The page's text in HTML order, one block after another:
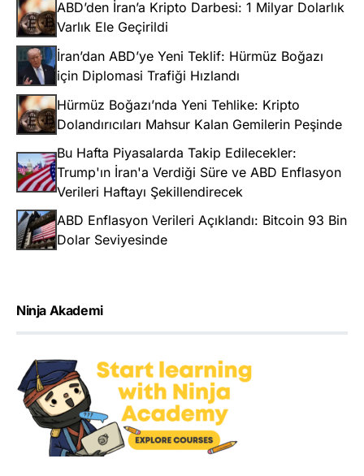
ABD’den İran’a Kripto Darbesi: 1 Milyar Dolarlık
Varlık Ele Geçirildi
İran’dan ABD’ye Yeni Teklif: Hürmüz Boğazı
için Diplomasi Trafiği Hızlandı
Hürmüz Boğazı’nda Yeni Tehlike: Kripto
Dolandırıcıları Mahsur Kalan Gemilerin Peşinde
Bu Hafta Piyasalarda Takip Edilecekler:
Trump'ın İran'a Verdiği Süre ve ABD Enflasyon
Verileri Haftayı Şekillendirecek
ABD Enflasyon Verileri Açıklandı: Bitcoin 93 Bin
Dolar Seviyesinde
Ninja Akademi